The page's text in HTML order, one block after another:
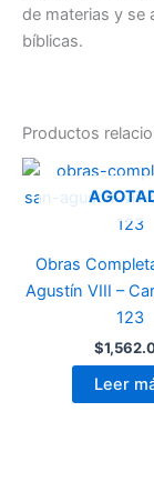
de materias y se
bíblicas.
Productos
Obras
Agustín VIII –
123
$
Leer